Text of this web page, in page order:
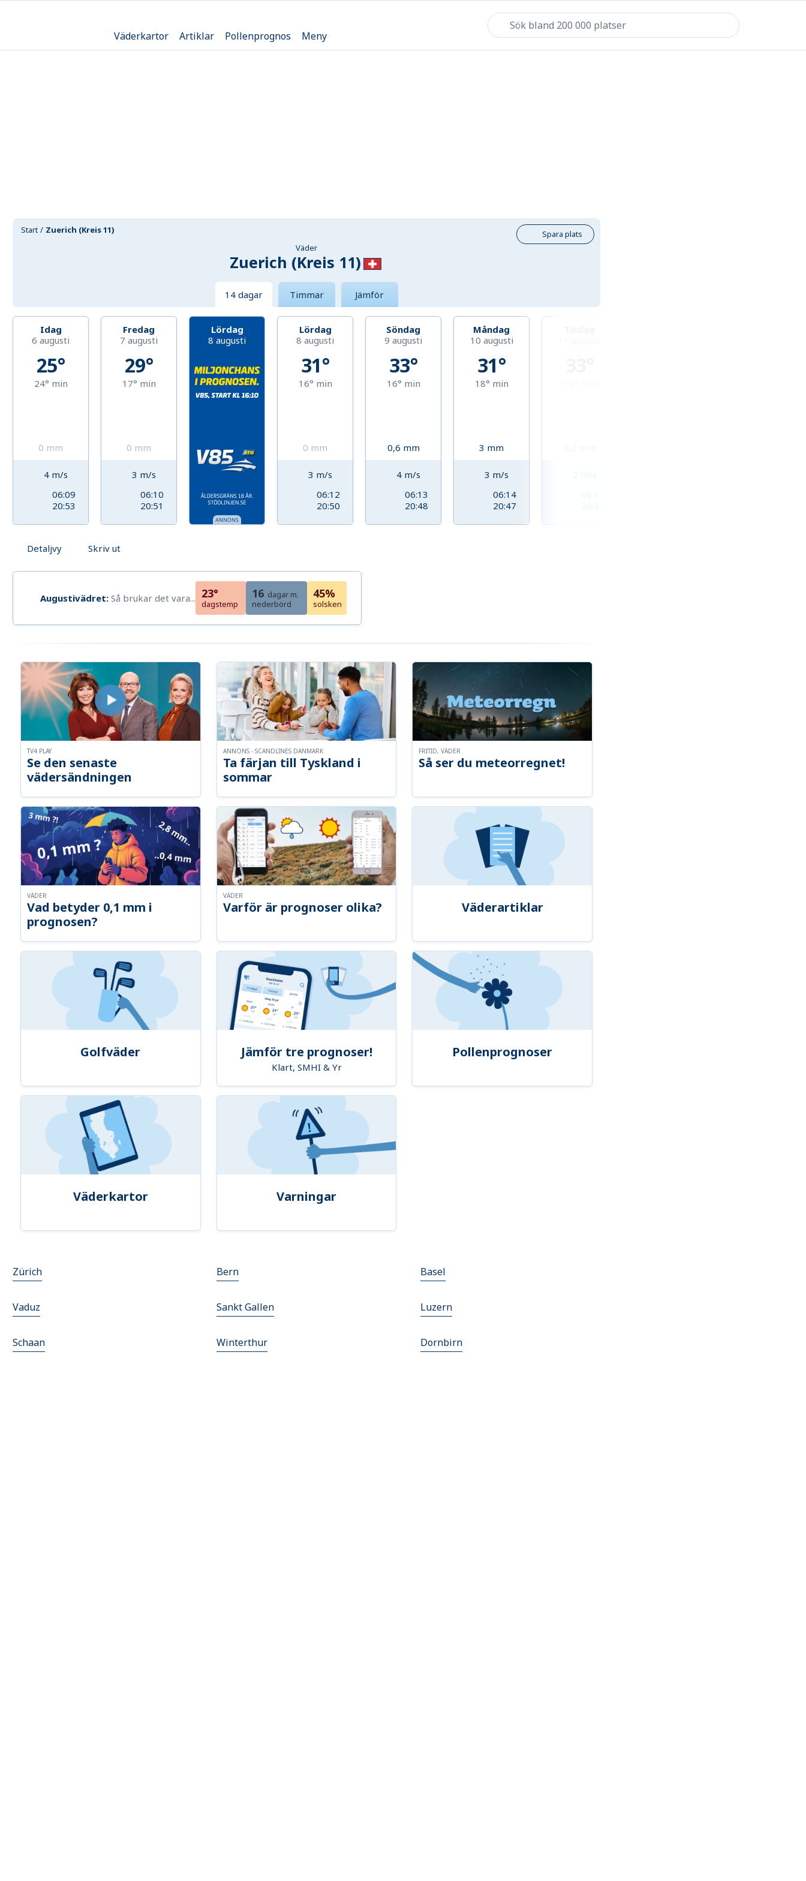
Väderkartor Artiklar Pollenprognos Meny
Start Zuerich (Kreis 11)
Spara plats
Väder
Zuerich (Kreis 11)
14 dagar Timmar Jämför
Idag
6 augusti
25°
24° min
0 mm
4 m/s
06:09
20:53
Fredag
7 augusti
29°
17° min
0 mm
3 m/s
06:10
20:51
Lördag
8 augusti
Lördag
8 augusti
31°
16° min
0 mm
3 m/s
06:12
20:50
Söndag
9 augusti
33°
16° min
0,6 mm
4 m/s
06:13
20:48
Måndag
10 augusti
31°
18° min
3 mm
3 m/s
06:14
20:47
Detaljvy Skriv ut
Augustivädret: Så brukar det vara... 23°
dagstemp
16 dagar m.
nederbörd
45%
solsken
Se den senaste
vädersändningen
TV4 PLAY
Ta färjan till Tyskland i
sommar
ANNONS - SCANDLINES DANMARK
Så ser du meteorregnet!
FRITID, VÄDER
Vad betyder 0,1 mm i
prognosen?
VÄDER
Varför är prognoser olika?
VÄDER
Väderartiklar
Golfväder Jämför tre prognoser!
Klart, SMHI & Yr
Pollenprognoser
Väderkartor Varningar
Zürich Bern Basel
Vaduz Sankt Gallen Luzern
Schaan Winterthur Dornbirn